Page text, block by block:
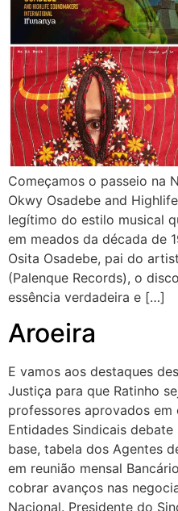
Começamos o passeio na
Okwy Osadebe and
legítimo do estilo musical
em meados da década de
Osita Osadebe, pai do
(Palenque Records), o
essência verdadeira e […]
Aroeira
E vamos aos destaques
Justiça para que Ratinho
professores aprovados em
Entidades Sindicais
base, tabela dos Agentes
em reunião mensal
cobrar avanços nas
Nacional. Presidente do